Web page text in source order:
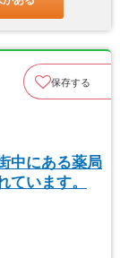
保存する
中にある薬局
います。